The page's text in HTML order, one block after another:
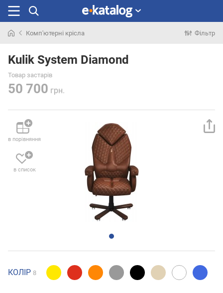
раніше
Комп'ютерні крісла Фільтр
Kulik System Diamond
Товар застарів
50 700 грн.
в порівняння
в список
КОЛІР 8